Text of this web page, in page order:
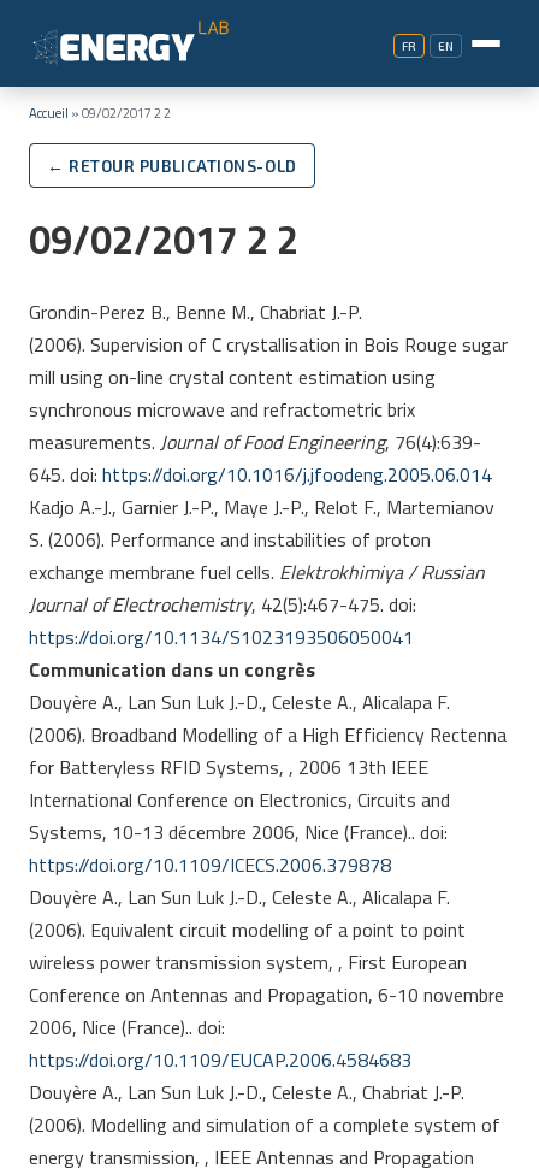
FR EN
Accueil »09/02/2017 2 2
← RETOUR PUBLICATIONS-OLD
09/02/2017 2 2
Grondin-Perez B., Benne M., Chabriat J.-P.
(2006). Supervision of C crystallisation in Bois Rouge sugar
mill using on-line crystal content estimation using
synchronous microwave and refractometric brix
measurements. Journal of Food Engineering, 76(4):639-
645. doi: https://doi.org/10.1016/j.jfoodeng.2005.06.014
Kadjo A.-J., Garnier J.-P., Maye J.-P., Relot F., Martemianov
S. (2006). Performance and instabilities of proton
exchange membrane fuel cells. Elektrokhimiya / Russian
Journal of Electrochemistry, 42(5):467-475. doi:
https://doi.org/10.1134/S1023193506050041
Communication dans un congrès
Douyère A., Lan Sun Luk J.-D., Celeste A., Alicalapa F.
(2006). Broadband Modelling of a High Efficiency Rectenna
for Batteryless RFID Systems, , 2006 13th IEEE
International Conference on Electronics, Circuits and
Systems, 10-13 décembre 2006, Nice (France).. doi:
https://doi.org/10.1109/ICECS.2006.379878
Douyère A., Lan Sun Luk J.-D., Celeste A., Alicalapa F.
(2006). Equivalent circuit modelling of a point to point
wireless power transmission system, , First European
Conference on Antennas and Propagation, 6-10 novembre
2006, Nice (France).. doi:
https://doi.org/10.1109/EUCAP.2006.4584683
Douyère A., Lan Sun Luk J.-D., Celeste A., Chabriat J.-P.
(2006). Modelling and simulation of a complete system of
energy transmission, , IEEE Antennas and Propagation